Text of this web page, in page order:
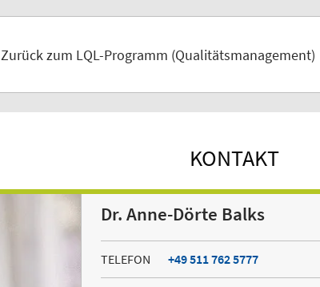
Zurück zum LQL-Programm (Qualitätsmanagement)
KONTAKT
Dr. Anne-Dörte Balks
TELEFON +49 511 762 5777